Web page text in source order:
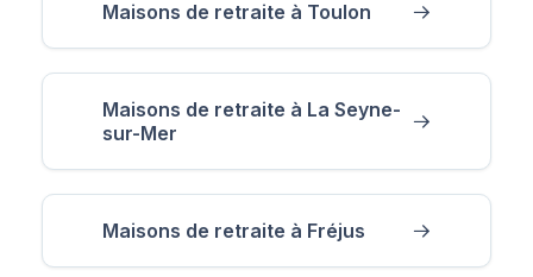
Maisons de retraite à Toulon
Maisons de retraite à La Seyne-
sur-Mer
Maisons de retraite à Fréjus